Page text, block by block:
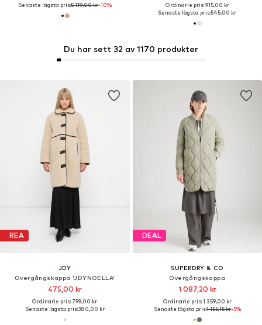
Senaste lägsta pris:5 119,00 kr-10%
Ordinarie pris: 915,00 kr
Senaste lägsta pris:545,00 kr
REA
JDY
Övergångskappa 'JDYNOELLA'
475,00 kr
Ordinarie pris: 799,00 kr
Senaste lägsta pris:380,00 kr
DEAL
SUPERDRY & CO
Övergångskappa
1 087,20 kr
Ordinarie pris: 1 359,00 kr
Senaste lägsta pris:1 155,15 kr-5%
Du har sett 32 av 1170 produkter